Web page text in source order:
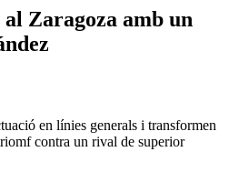
Zaragoza amb un
en línies generals i transformen
contra un rival de superior